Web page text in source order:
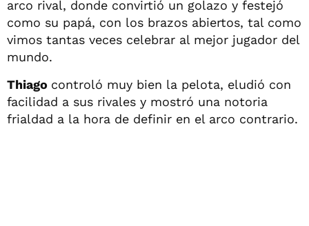
arco rival, donde convirtió un golazo y festejó
como su papá, con los brazos abiertos, tal como
vimos tantas veces celebrar al mejor jugador del
mundo.
Thiago controló muy bien la pelota, eludió con
facilidad a sus rivales y mostró una notoria
frialdad a la hora de definir en el arco contrario.